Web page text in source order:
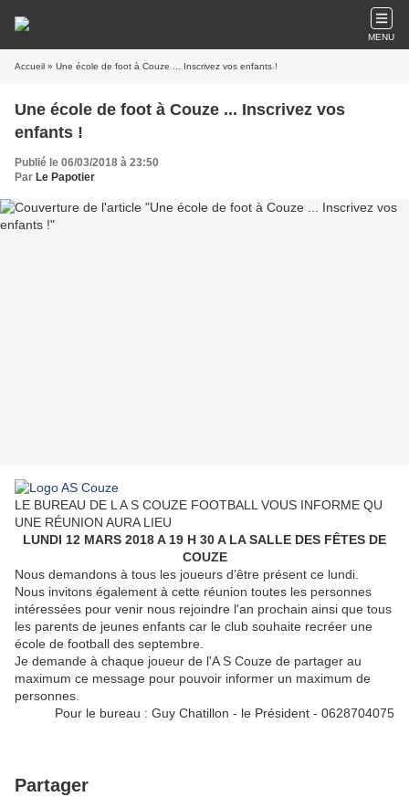
MENU
Accueil » Une école de foot à Couze ... Inscrivez vos enfants !
Une école de foot à Couze ... Inscrivez vos
enfants !
Publié le 06/03/2018 à 23:50
Par Le Papotier
LE BUREAU DE L A S COUZE FOOTBALL VOUS INFORME QU
UNE RÉUNION AURA LIEU
LUNDI 12 MARS 2018 A 19 H 30 A LA SALLE DES FÊTES DE
COUZE
Nous demandons à tous les joueurs d’être présent ce lundi.
Nous invitons également à cette réunion toutes les personnes
intéressées pour venir nous rejoindre l'an prochain ainsi que tous
les parents de jeunes enfants car le club souhaite recréer une
école de football des septembre.
Je demande à chaque joueur de l'A S Couze de partager au
maximum ce message pour pouvoir informer un maximum de
personnes.
Pour le bureau : Guy Chatillon - le Président - 0628704075
Partager